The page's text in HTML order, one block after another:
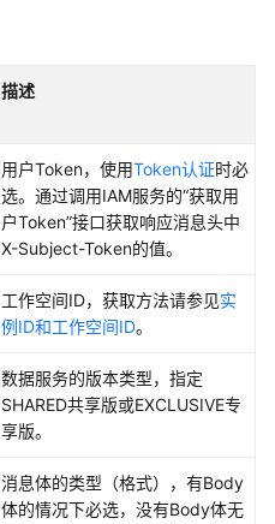
描述
用户Token，使用Token认证时必
选。通过调用IAM服务的“获取用
户Token”接口获取响应消息头中
X-Subject-Token的值。
工作空间ID，获取方法请参见实
例ID和工作空间ID。
数据服务的版本类型，指定
SHARED共享版或EXCLUSIVE专
享版。
消息体的类型（格式），有Body
体的情况下必选，没有Body体无